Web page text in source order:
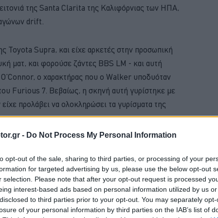
- Do Not Process My Personal Information
opt-out of the sale, sharing to third parties, or processing of your
for targeted advertising by us, please use the below opt-out
selection. Please note that after your opt-out request is processed
interest-based ads based on personal information utilized by us
to third parties prior to your opt-out. You may separately
of your personal information by third parties on the IAB’s list of
της Santa Clarita της Καλιφόρνιας των ΗΠΑ,
drift.
Toyota Supra, και είχε αρκετές στην προσωπική
ματ, και φορούσε ζάντες BBS LM - και αυτή
ο χαρακτήρας που ο Walker υποδυόταν
του Furious 7. Βεβαίως, η σκηνή αυτή γυρίστηκε με
προλάβει να ολοκληρώσει τα γυρίσματα της
ΚΤΕΟ; ΜΑΘΕ ΣΤΗΝ ΑUTECO
NEO SUV ΤΗΣ RENAULT
ΤΑ ΝΕΑ ΜΟΝΤΕΛΑ ΤΗΣ BMW